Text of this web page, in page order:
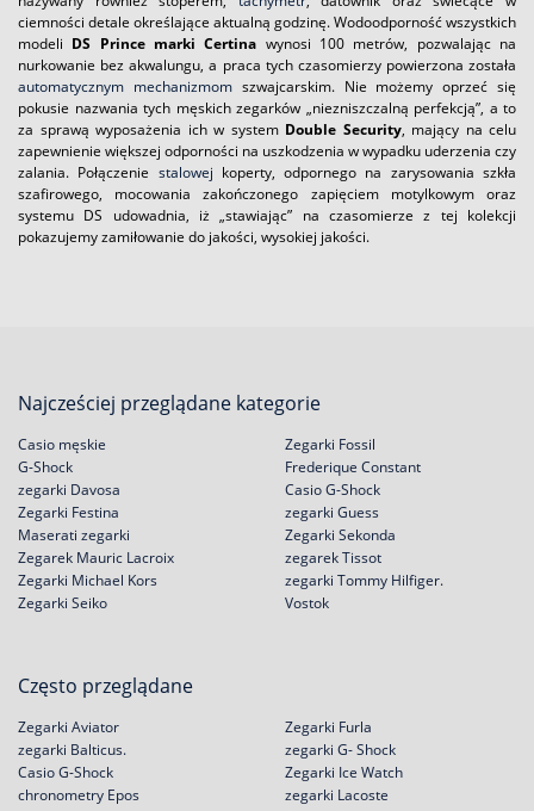
ciemności detale określające aktualną godzinę. Wodoodporność wszystkich
modeli DS Prince marki Certina wynosi 100 metrów, pozwalając na
nurkowanie bez akwalungu, a praca tych czasomierzy powierzona została
automatycznym mechanizmomszwajcarskim. Nie możemy oprzeć się
pokusie nazwania tych męskich zegarków „niezniszczalną perfekcją”, a to
za sprawą wyposażenia ich w system Double Security, mający na celu
zapewnienie większej odporności na uszkodzenia w wypadku uderzenia czy
zalania. Połączenie stalowej koperty, odpornego na zarysowania szkła
szafirowego, mocowania zakończonego zapięciem motylkowym oraz
systemu DS udowadnia, iż „stawiając” na czasomierze z tej kolekcji
pokazujemy zamiłowanie do jakości, wysokiej jakości.
Najcześciej przeglądane kategorie
Casio męskie
G-Shock
zegarki Davosa
Zegarki Festina
Zegarki Fossil
Frederique Constant
Casio G-Shock
zegarki Guess
Maserati zegarki
Zegarek Mauric Lacroix
Zegarki Michael Kors
Zegarki Seiko
Zegarki Sekonda
zegarek Tissot
zegarki Tommy Hilfiger.
Vostok
Często przeglądane
Zegarki Aviator
zegarki Balticus.
Casio G-Shock
chronometry Epos
Zegarki Furla
zegarki G- Shock
Zegarki Ice Watch
zegarki Lacoste